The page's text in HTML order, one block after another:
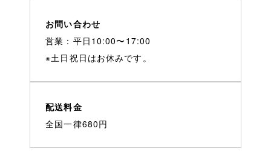
お問い合わせ
営業：平日10:00〜17:00
※土日祝日はお休みです。
配送料金
全国一律680円